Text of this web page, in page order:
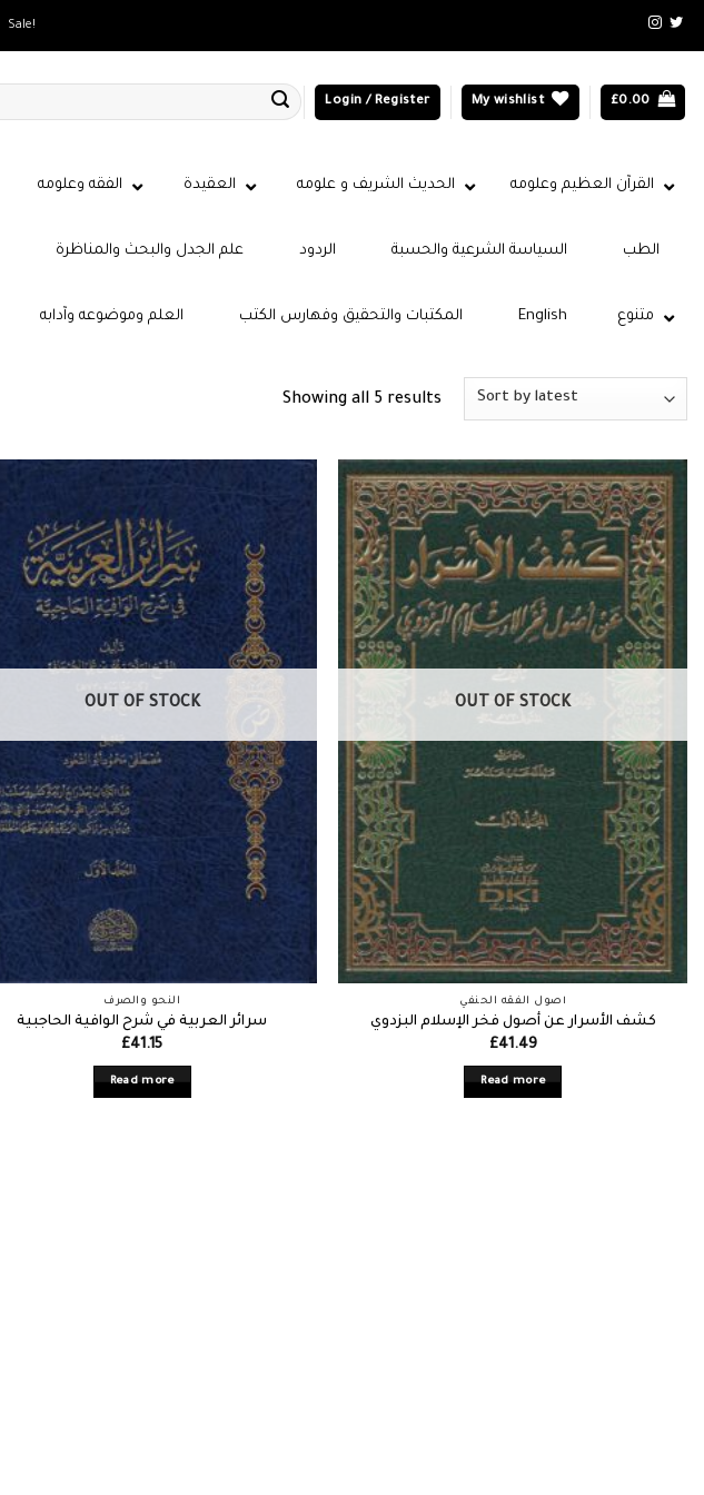
Sale!
Login / Register My wishlist £0.00
القرآن العظيم وعلومه الحديث الشريف و علومه العقيدة الفقه وعلومه
علم الجدل والبحث والمناظرة الردود السياسة الشرعية والحسبة الطب
العلم وموضوعه وآدابه المكتبات والتحقيق وفهارس الكتب متنوع English
Showing all 5 resultsSorted
OUT OF STOCK
النحو والصرف
سرائر العربية في شرح الوافية الحاجبية
£41.15
Read more
OUT OF STOCK
أصول الفقه الحنفي
كشف الأسرار عن أصول فخر الإسلام البزدوي
£41.49
Read more